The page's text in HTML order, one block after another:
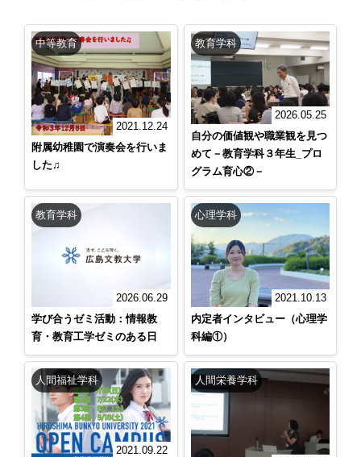
中等教育
2021.12.24
附属幼稚園で演奏会を行いま
した♫
教育学科
2026.05.25
自分の価値観や職業観を見つ
めて－教育学科３年生_プロ
グラム育心②－
教育学科
2026.06.29
学び合うゼミ活動：情報教
育・教育工学ゼミのある日
心理学科
2021.10.13
内定者インタビュー（心理学
科編①）
人間福祉学科
2021.09.22
人間栄養学科